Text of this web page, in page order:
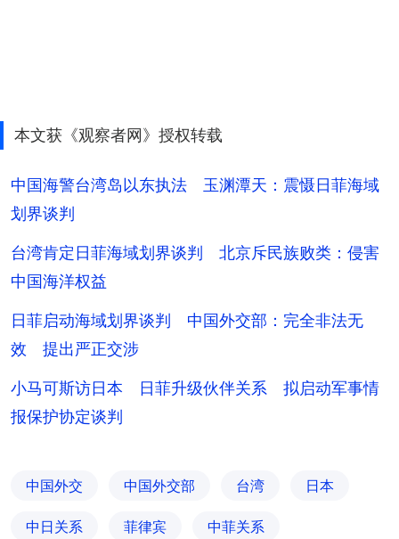
本文获《观察者网》授权转载
中国海警台湾岛以东执法 玉渊潭天：震慑日菲海域
划界谈判
台湾肯定日菲海域划界谈判 北京斥民族败类：侵害
中国海洋权益
日菲启动海域划界谈判 中国外交部：完全非法无
效 提出严正交涉
小马可斯访日本 日菲升级伙伴关系 拟启动军事情
报保护协定谈判
中国外交 中国外交部 台湾 日本
中日关系 菲律宾 中菲关系